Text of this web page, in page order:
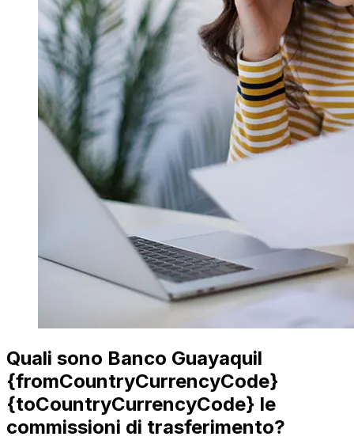
Quali sono Banco Guayaquil
{fromCountryCurrencyCode}
{toCountryCurrencyCode} le
commissioni di trasferimento?